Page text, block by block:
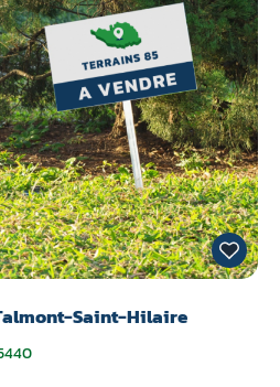
Saint-Hilaire